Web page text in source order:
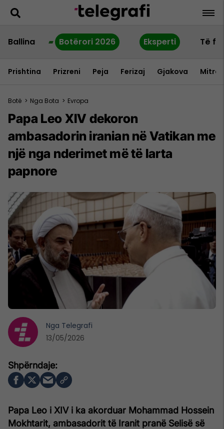
Ballina Botërori 2026 Eksperti Të
Prishtina Prizreni Peja Ferizaj Gjakova
Botë > Nga Bota > Evropa
Papa Leo XIV dekoron
ambasadorin iranian në Vatikan me
një nga nderimet më të larta
papnore
Papa Leo i XIV i ka akorduar Mohammad Hossein
Mokhtarit, ambasadorit të Iranit pranë Selisë së
Nga Telegrafi
13/05/2026